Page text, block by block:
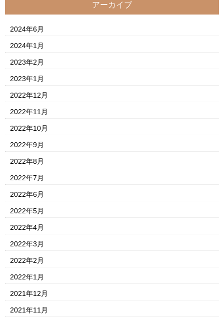
アーカイブ
2024年6月
2024年1月
2023年2月
2023年1月
2022年12月
2022年11月
2022年10月
2022年9月
2022年8月
2022年7月
2022年6月
2022年5月
2022年4月
2022年3月
2022年2月
2022年1月
2021年12月
2021年11月